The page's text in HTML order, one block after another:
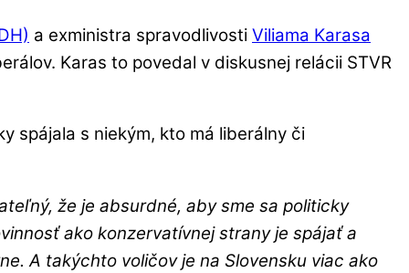
a exministra spravodlivosti Viliama Karasa
Karas to povedal v diskusnej relácii STVR
spájala s niekým, kto má liberálny či
že je absurdné, aby sme sa politicky
ako konzervatívnej strany je spájať a
A takýchto voličov je na Slovensku viac ako